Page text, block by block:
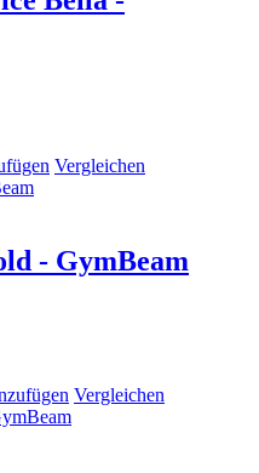
Vergleichen
- GymBeam
Vergleichen